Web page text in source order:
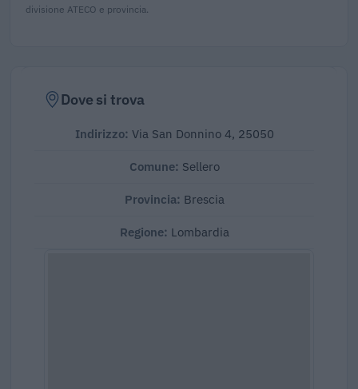
divisione ATECO e provincia.
Dove si trova
Indirizzo: Via San Donnino 4, 25050
Comune: Sellero
Provincia: Brescia
Regione: Lombardia